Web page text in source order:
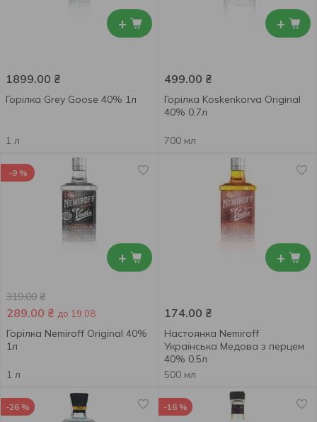
+
1899.00 ₴
Горілка Grey Goose 40% 1л
1 л
+
499.00 ₴
Горілка Koskenkorva Original
40% 0,7л
700 мл
+
-9 %
319.00 ₴
289.00 ₴ до 19.08
Горілка Nemiroff Original 40%
1л
1 л
+
174.00 ₴
Настоянка Nemiroff
Українська Медова з перцем
40% 0,5л
500 мл
-26 % -16 %